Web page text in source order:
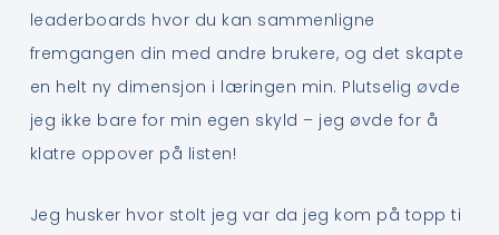
leaderboards hvor du kan sammenligne
fremgangen din med andre brukere, og det skapte
en helt ny dimensjon i læringen min. Plutselig øvde
jeg ikke bare for min egen skyld – jeg øvde for å
klatre oppover på listen!
Jeg husker hvor stolt jeg var da jeg kom på topp ti